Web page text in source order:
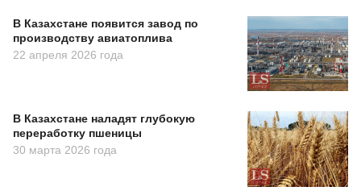
В Казахстане появится завод по
производству авиатоплива
22 апреля 2026 года
В Казахстане наладят глубокую
переработку пшеницы
30 марта 2026 года